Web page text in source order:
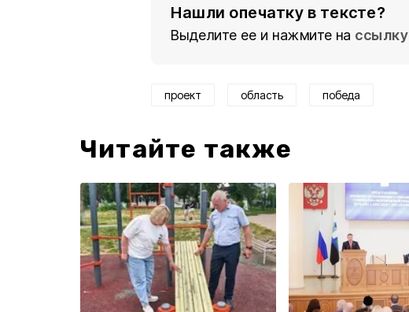
Нашли опечатку в тексте?
Выделите ее и нажмите на ссылку
проект область победа
Читайте также